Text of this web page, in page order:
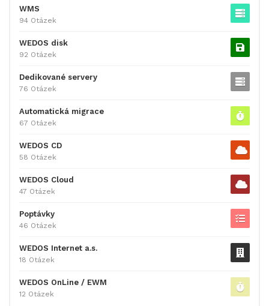
WMS
94 Otázek
WEDOS disk
92 Otázek
Dedikované servery
76 Otázek
Automatická migrace
67 Otázek
WEDOS CD
58 Otázek
WEDOS Cloud
47 Otázek
Poptávky
46 Otázek
WEDOS Internet a.s.
18 Otázek
WEDOS OnLine / EWM
12 Otázek